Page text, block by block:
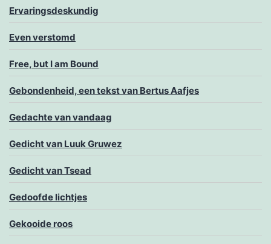
Ervaringsdeskundig
Even verstomd
Free, but I am Bound
Gebondenheid, een tekst van Bertus Aafjes
Gedachte van vandaag
Gedicht van Luuk Gruwez
Gedicht van Tsead
Gedoofde lichtjes
Gekooide roos